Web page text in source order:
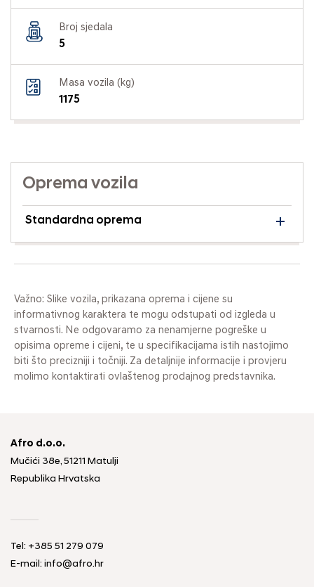
Broj sjedala
5
Masa vozila (kg)
1175
Oprema vozila
Standardna oprema
Važno: Slike vozila, prikazana oprema i cijene su
informativnog karaktera te mogu odstupati od izgleda u
stvarnosti. Ne odgovaramo za nenamjerne pogreške u
opisima opreme i cijeni, te u specifikacijama istih nastojimo
biti što precizniji i točniji. Za detaljnije informacije i provjeru
molimo kontaktirati ovlaštenog prodajnog predstavnika.
Afro d.o.o.
Mučići 38e, 51211 Matulji
Republika Hrvatska
Tel: +385 51 279 079
E-mail: info@afro.hr